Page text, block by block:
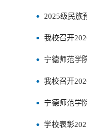
2025级民族
我校召开
宁德师范学
我校召开
宁德师范学
学校表彰